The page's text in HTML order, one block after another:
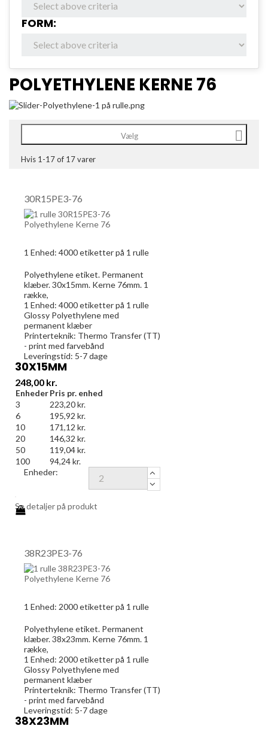
FORM:
POLYETHYLENE KERNE 76
Vælg 
Hvis 1-17 of 17 varer
30R15PE3-76
1 Enhed: 4000etiketter på 1 rulle
Polyethylene etiket. Permanent
klæber. 30x15mm. Kerne 76mm. 1
række,
1 Enhed: 4000etiketter på 1 rulle
Glossy Polyethylene med
permanent klæber
Printerteknik: Thermo Transfer (TT)
- print med farvebånd
Leveringstid: 5-7 dage
30X15MM
Pris
248,00 kr.
EnhederPris pr. enhed
3
223,20 kr.
6
195,92 kr.
10
171,12 kr.
20
146,32 kr.
50
119,04 kr.
100
94,24 kr.
Enheder:
Se detaljer på produkt
38R23PE3-76
1 Enhed: 2000etiketter på 1 rulle
Polyethylene etiket. Permanent
klæber. 38x23mm. Kerne 76mm. 1
række,
1 Enhed: 2000etiketter på 1 rulle
Glossy Polyethylene med
permanent klæber
Printerteknik: Thermo Transfer (TT)
- print med farvebånd
Leveringstid: 5-7 dage
38X23MM